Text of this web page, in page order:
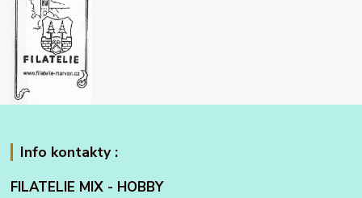
Info kontakty :
FILATELIE MIX - HOBBY